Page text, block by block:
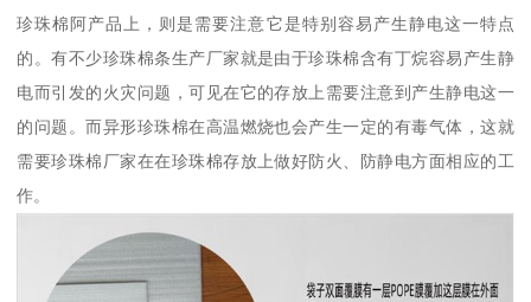
珍珠棉阿产品上，则是需要注意它是特别容易产生静电这一特点
的。有不少珍珠棉条生产厂家就是由于珍珠棉含有丁烷容易产生静
电而引发的火灾问题，可见在它的存放上需要注意到产生静电这一
的问题。而异形珍珠棉在高温燃烧也会产生一定的有毒气体，这就
需要珍珠棉厂家在在珍珠棉存放上做好防火、防静电方面相应的工
作。